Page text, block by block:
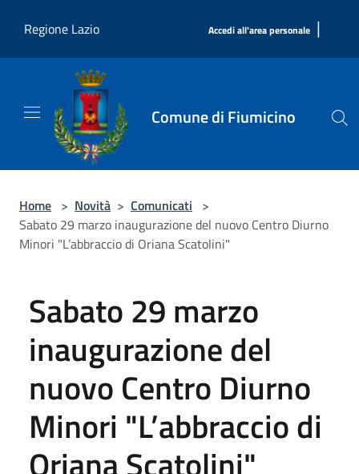
Regione Lazio
Accedi all'area personale |
Comune di Fiumicino
Home > Novità > Comunicati >
Sabato 29 marzo inaugurazione del nuovo Centro Diurno
Minori "L’abbraccio di Oriana Scatolini"
Sabato 29 marzo
inaugurazione del
nuovo Centro Diurno
Minori "L’abbraccio di